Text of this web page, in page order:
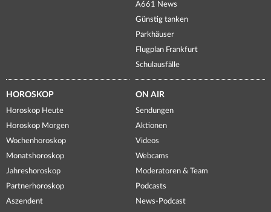
A661 News
Günstig tanken
Parkhäuser
Flugplan Frankfurt
Schulausfälle
HOROSKOP
Horoskop Heute
Horoskop Morgen
Wochenhoroskop
Monatshoroskop
Jahreshoroskop
Partnerhoroskop
Aszendent
ON AIR
Sendungen
Aktionen
Videos
Webcams
Moderatoren & Team
Podcasts
News-Podcast